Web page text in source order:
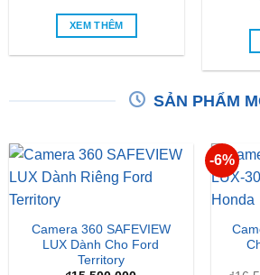
XEM THÊM
SẢN PHẨM
Camera 360 SAFEVIEW
LUX Dành Cho Ford
Territory
-6%